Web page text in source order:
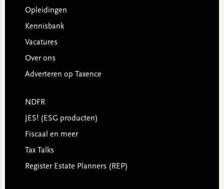
Opleidingen
Kennisbank
Vacatures
Over ons
Adverteren op Taxence
NDFR
JES! (ESG producten)
Fiscaal en meer
Tax Talks
Register Estate Planners (REP)